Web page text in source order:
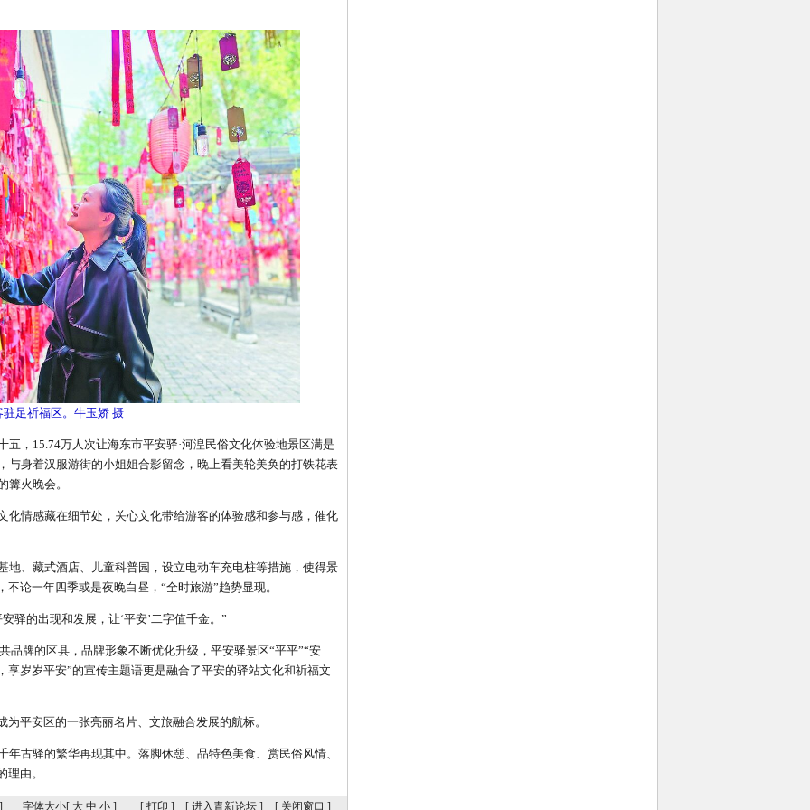
驻足祈福区。牛玉娇 摄
15.74万人次让海东市平安驿·河湟民俗文化体验地景区满是
与身着汉服游街的小姐姐合影留念，晚上看美轮美奂的打铁花表
篝火晚会。
感藏在细节处，关心文化带给游客的体验感和参与感，催化
藏式酒店、儿童科普园，设立电动车充电桩等措施，使得景
论一年四季或是夜晚白昼，“全时旅游”趋势显现。
的出现和发展，让‘平安’二字值千金。”
牌的区县，品牌形象不断优化升级，平安驿景区“平平”“安
享岁岁平安”的宣传主题语更是融合了平安的驿站文化和祈福文
安区的一张亮丽名片、文旅融合发展的航标。
驿的繁华再现其中。落脚休憩、品特色美食、赏民俗风情、
由。
字体大小[ 大 中 小 ] [ 打印 ] [ 进入青新论坛 ] [ 关闭窗口 ]